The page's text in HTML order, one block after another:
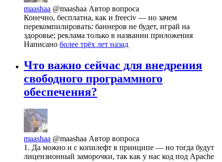
maashaa @maashaa Автор вопроса
Конечно, бесплатна, как и freeciv — но зачем
перекомпилировать: баннеров не будет, играй на
здоровье; реклама только в названии приложения
Написано более трёх лет назад
Что важно сейчас для внедрения
свободного программного
обеспечения?
maashaa @maashaa Автор вопроса
1. Да можно и с копилефт в принципе — но тогда будут
лицензионный заморочки, так как у нас код под Apache